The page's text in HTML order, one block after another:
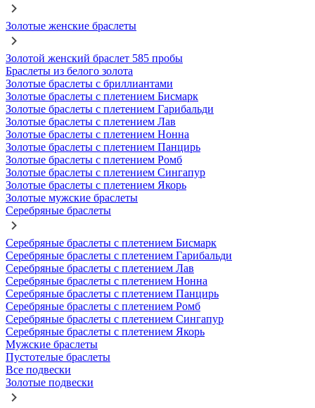
Золотые женские браслеты
Золотой женский браслет 585 пробы
Браслеты из белого золота
Золотые браслеты с бриллиантами
Золотые браслеты с плетением Бисмарк
Золотые браслеты с плетением Гарибальди
Золотые браслеты с плетением Лав
Золотые браслеты с плетением Нонна
Золотые браслеты с плетением Панцирь
Золотые браслеты с плетением Ромб
Золотые браслеты с плетением Сингапур
Золотые браслеты с плетением Якорь
Золотые мужские браслеты
Серебряные браслеты
Серебряные браслеты с плетением Бисмарк
Серебряные браслеты с плетением Гарибальди
Серебряные браслеты с плетением Лав
Серебряные браслеты с плетением Нонна
Серебряные браслеты с плетением Панцирь
Серебряные браслеты с плетением Ромб
Серебряные браслеты с плетением Сингапур
Серебряные браслеты с плетением Якорь
Мужские браслеты
Пустотелые браслеты
Все подвески
Золотые подвески